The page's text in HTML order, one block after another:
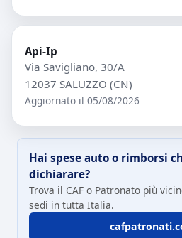
Api-Ip
Via Savigliano, 30/A
12037 SALUZZO (CN)
Aggiornato il 05/08/2026
Hai spese auto o rimborsi
dichiarare?
Trova il CAF o Patronato più
sedi in tutta Italia.